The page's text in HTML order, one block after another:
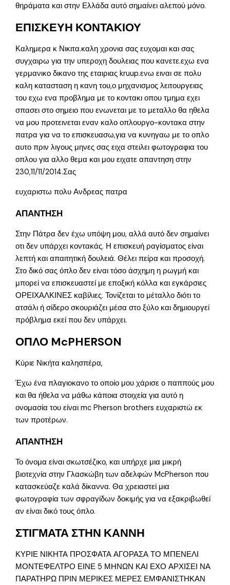
θηράματα και στην Ελλάδα αυτό σημαίνει αλεπού μόνο.
ΕΠΙΣΚΕΥΗ ΚΟΝΤΑΚΙΟΥ
Καλημερα κ Νικιτα.καλη χρονια σας ευχομαι και σας
συγχαιρω για την υπεροχη δουλειας που κανετε.εχω ενα
γερμανικο δικανο της εταιριας kruup.ενω ειναι σε πολυ
καλη κατασταση η κανη του,ο μηχανισμος λειτουργειας
του εχω ενα προβλημα με το κοντακι οπου τμημα εχει
σπασει στο σημειο που ενωνεται με το μεταλλο θα ηθελα
να μου προτεινεται εναν καλο οπλουργο-κοντακα στην
πατρα για να το επισκευασω,για να κυνηγαω με το οπλο
αυτο πριν λιγους μηνες σας ειχα στειλει φωτογραφια του
οπλου για αλλο θεμα και μου ειχατε απαντηση στην
230,11/11/2014.Σας
ευχαριστω πολυ Ανδρεας πατρα
ΑΠΑΝΤΗΣΗ
Στην Πάτρα δεν έχω υπόψη μου, αλλά αυτό δεν σημαίνει
οτι δεν υπάρχει κοντακάς. Η επισκευή ραγίσματος είναι
λεπτή και απαιτητική δουλειά. Θέλει πείρα και προσοχή.
Στο δικό σας όπλο δεν είναι τόσο άσχημη η ρωγμή και
μπορεί να επισκευαστεί με εποξική κόλλα και εγκάρσιες
ΟΡΕΙΧΑΛΚΙΝΕΣ καβίλιες. Τονίζεται το μέταλλο διότι το
ατσάλι ή σίδερο σκουριάζει μέσα στο ξύλο και δημιουργεί
πρόβλημα εκεί που δεν υπάρχει.
ΟΠΛΟ McPHERSON
Κύριε Νικήτα καλησπέρα,
Έχω ένα πλαγιοκανο το οποίο μου χάρισε ο παππούς μου
και θα ήθελα να μάθω κάποια στοιχεία για αυτό η
ονομασία του είναι mc Pherson brothers ευχαριστώ εκ
των προτέρων.
ΑΠΑΝΤΗΣΗ
Το όνομα είναι σκωτσέζικο, και υπήρχε μια μικρή
βιοτεχνία στην Γλασκώβη των αδελφών McPherson που
κατασκεύαζε καλά δίκαννα. Θα χρειαστεί μια
φωτογραφία των σφραγίδων δοκιμής για να εξακριβωθεί
αν είναι δικό τους όπλο.
ΣΤΙΓΜΑΤΑ ΣΤΗΝ ΚΑΝΝΗ
ΚΥΡΙΕ ΝΙΚΗΤΑ ΠΡΟΣΦΑΤΑ ΑΓΟΡΑΣΑ ΤΟ ΜΠΕΝΕΛΙ
ΜΟΝΤΕΦΕΛΤΡΟ ΕΙΝΕ 5 ΜΗΝΩΝ ΚΑΙ ΕΧΟ ΑΡΧΙΣΕΙ ΝΑ
ΠΑΡΑΤΗΡΩ ΠΡΙΝ ΜΕΡΙΚΕΣ ΜΕΡΕΣ ΕΜΦΑΝΙΣΤΗΚΑΝ